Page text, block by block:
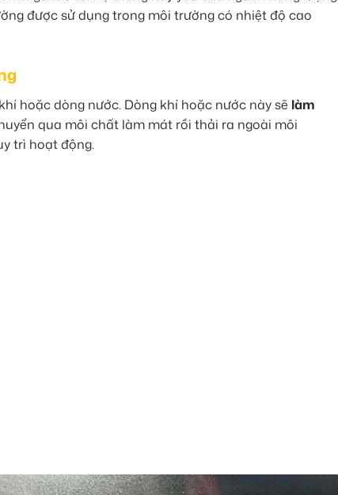
được sử dụng trong môi trường có nhiệt độ cao
hoặc dòng nước. Dòng khí hoặc nước này sẽ làm
qua môi chất làm mát rồi thải ra ngoài môi
trì hoạt động.